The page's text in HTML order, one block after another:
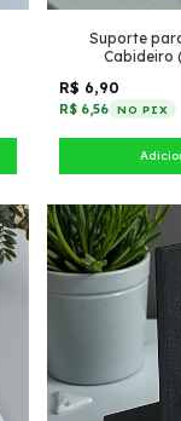
Suporte
Cabideiro
R$ 6,90
R$ 6,56 NO PIX